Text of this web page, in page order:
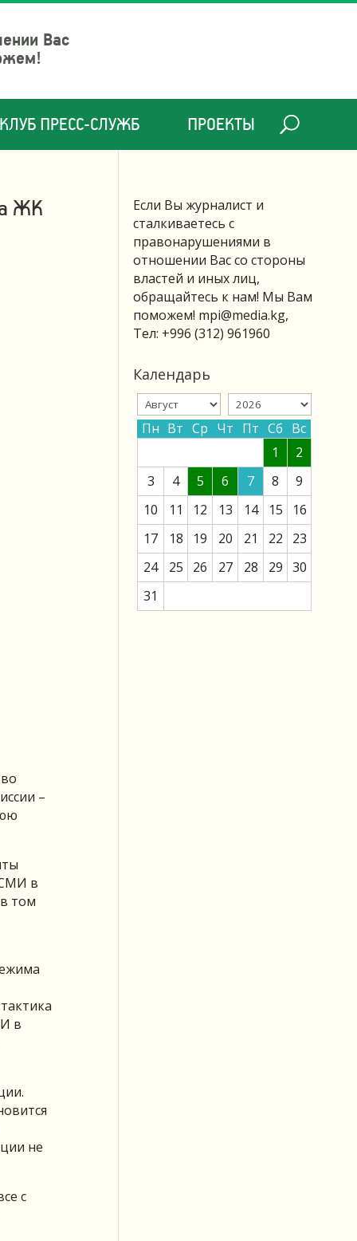
Вас
КЛУБ ПРЕСС-СЛУЖБ ПРОЕКТЫ
ЖК
–
в
том
в
не
с
Если Вы журналист и
сталкиваетесь с
правонарушениями в
отношении Вас со стороны
властей и иных лиц,
обращайтесь к нам! Мы Вам
поможем! mpi@media.kg,
Тел: +996 (312) 961960
Календарь
Пн Вт Ср Чт Пт Сб Вс
1
2
3
4 5 6 7 8
9
10
11 12 13 14 15
16
17
18 19 20 21 22
23
24
25 26 27 28 29 30
31